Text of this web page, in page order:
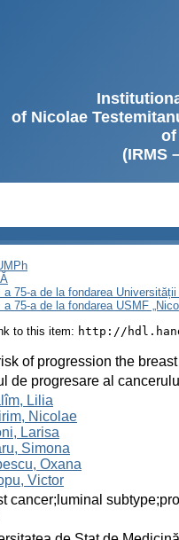
of Nicolae
of
(IRMS
75-a de la fondarea
75-a de la fondarea USMF
to this item: http://
of progression the
de progresare al
Lilia
Nicolae
Larisa
Simona
Oxana
Victor
cancer;luminal